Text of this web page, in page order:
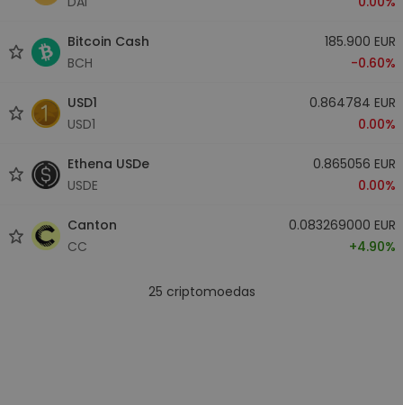
Bitcoin Cash
BCH
185.900 EUR
-0.60%
USD1
USD1
0.864784 EUR
0.00%
Ethena USDe
USDE
0.865056 EUR
0.00%
Canton
CC
0.083269000 EUR
+4.90%
25 criptomoedas